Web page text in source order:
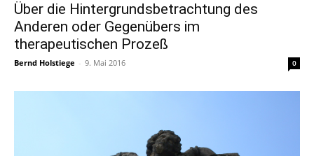
Über die Hintergrundsbetrachtung des
Anderen oder Gegenübers im
therapeutischen Prozeß
Bernd Holstiege - 9. Mai 2016 0